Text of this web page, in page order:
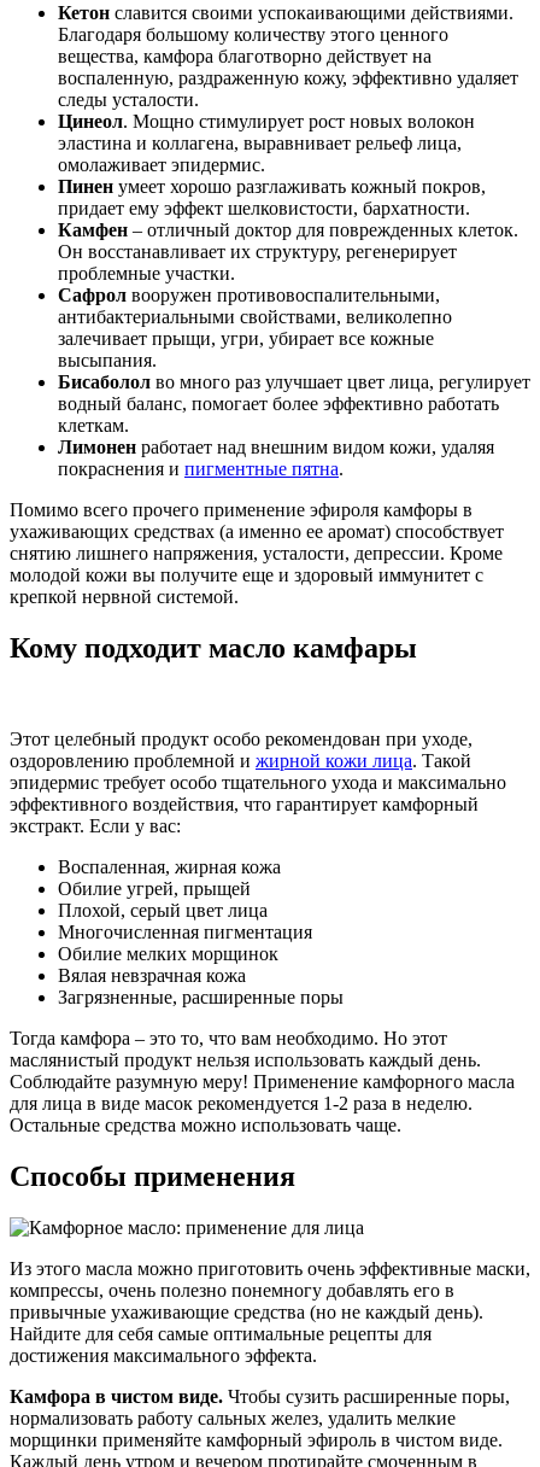
Кетон славится своими успокаивающими действиями.
Благодаря большому количеству этого ценного
вещества, камфора благотворно действует на
воспаленную, раздраженную кожу, эффективно удаляет
следы усталости.
Цинеол. Мощно стимулирует рост новых волокон
эластина и коллагена, выравнивает рельеф лица,
омолаживает эпидермис.
Пинен умеет хорошо разглаживать кожный покров,
придает ему эффект шелковистости, бархатности.
Камфен – отличный доктор для поврежденных клеток.
Он восстанавливает их структуру, регенерирует
проблемные участки.
Сафрол вооружен противовоспалительными,
антибактериальными свойствами, великолепно
залечивает прыщи, угри, убирает все кожные
высыпания.
Бисаболол во много раз улучшает цвет лица, регулирует
водный баланс, помогает более эффективно работать
клеткам.
Лимонен работает над внешним видом кожи, удаляя
покраснения и пигментные пятна.
Помимо всего прочего применение эфироля камфоры в
ухаживающих средствах (а именно ее аромат) способствует
снятию лишнего напряжения, усталости, депрессии. Кроме
молодой кожи вы получите еще и здоровый иммунитет с
крепкой нервной системой.
Кому подходит масло камфары
Этот целебный продукт особо рекомендован при уходе,
оздоровлению проблемной и жирной кожи лица. Такой
эпидермис требует особо тщательного ухода и максимально
эффективного воздействия, что гарантирует камфорный
экстракт. Если у вас:
Воспаленная, жирная кожа
Обилие угрей, прыщей
Плохой, серый цвет лица
Многочисленная пигментация
Обилие мелких морщинок
Вялая невзрачная кожа
Загрязненные, расширенные поры
Тогда камфора – это то, что вам необходимо. Но этот
маслянистый продукт нельзя использовать каждый день.
Соблюдайте разумную меру! Применение камфорного масла
для лица в виде масок рекомендуется 1-2 раза в неделю.
Остальные средства можно использовать чаще.
Способы применения
Из этого масла можно приготовить очень эффективные маски,
компрессы, очень полезно понемногу добавлять его в
привычные ухаживающие средства (но не каждый день).
Найдите для себя самые оптимальные рецепты для
достижения максимального эффекта.
Камфора в чистом виде. Чтобы сузить расширенные поры,
нормализовать работу сальных желез, удалить мелкие
морщинки применяйте камфорный эфироль в чистом виде.
Каждый день утром и вечером протирайте смоченным в